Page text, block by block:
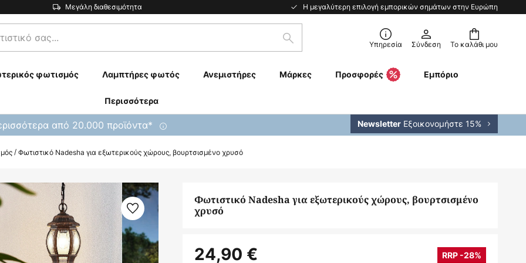
Μεγάλη διαθεσιμότητα Η μεγαλύτερη επιλογή εμπορικών σημάτων στην Ευρώπη
Το καλάθι μου
Αναζήτηση Υπηρεσία Σύνδεση
φωτισμός Λαμπτήρες φωτός Ανεμιστήρες Μάρκες Προσφορές Εμπόριο
Περισσότερα
από 20.000 προϊόντα* Newsletter Εξοικονομήστε 15%
Φωτιστικό Nadesha για εξωτερικούς χώρους, βουρτσισμένο χρυσό
Φωτιστικό Nadesha για εξωτερικούς χώρους, βουρτσισμένο
χρυσό
24,90 € RRP -28%